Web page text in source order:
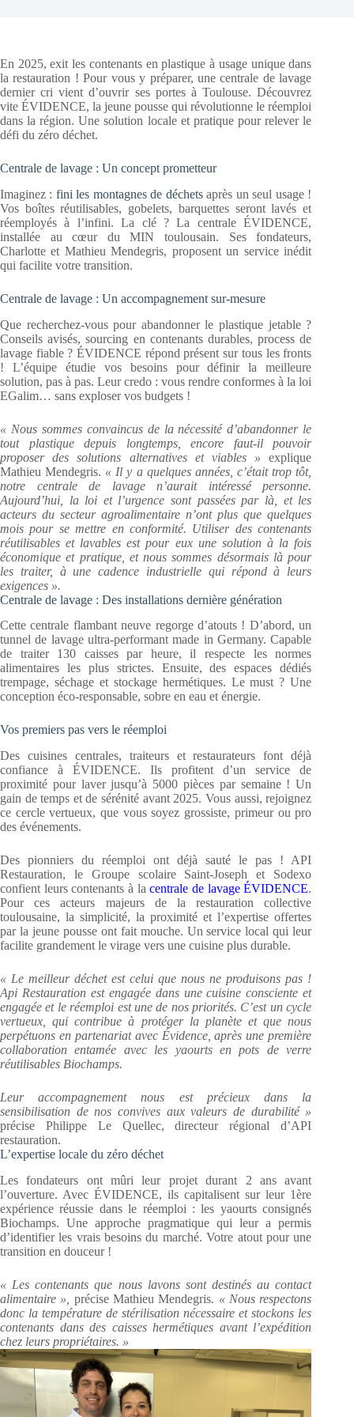
En 2025, exit les contenants en plastique à usage unique dans
la restauration ! Pour vous y préparer, une centrale de lavage
dernier cri vient d’ouvrir ses portes à Toulouse. Découvrez
vite ÉVIDENCE, la jeune pousse qui révolutionne le réemploi
dans la région. Une solution locale et pratique pour relever le
défi du zéro déchet.
Centrale de lavage : Un concept prometteur
Imaginez : fini les montagnes de déchetsaprès un seul usage !
Vos boîtes réutilisables, gobelets, barquettes seront lavés et
réemployés à l’infini. La clé ? La centrale ÉVIDENCE,
installée au cœur du MIN toulousain. Ses fondateurs,
Charlotte et Mathieu Mendegris, proposent un service inédit
qui facilite votre transition.
Centrale de lavage : Un accompagnement sur-mesure
Que recherchez-vous pour abandonner le plastique jetable ?
Conseils avisés, sourcing en contenants durables, process de
lavage fiable ? ÉVIDENCE répond présent sur tous les fronts
! L’équipe étudie vos besoins pour définir la meilleure
solution, pas à pas. Leur credo : vous rendre conformes à la loi
EGalim… sans exploser vos budgets !
« Nous sommes convaincus de la nécessité d’abandonner le
tout plastique depuis longtemps, encore faut-il pouvoir
proposer des solutions alternatives et viables »explique
Mathieu Mendegris. « Il y a quelques années, c’était trop tôt,
notre centrale de lavage n’aurait intéressé personne.
Aujourd’hui, la loi et l’urgence sont passées par là, et les
acteurs du secteur agroalimentaire n’ont plus que quelques
mois pour se mettre en conformité. Utiliser des contenants
réutilisables et lavables est pour eux une solution à la fois
économique et pratique, et nous sommes désormais là pour
les traiter, à une cadence industrielle qui répond à leurs
exigences ».
Centrale de lavage : Des installations dernière génération
Cette centrale flambant neuve regorge d’atouts ! D’abord, un
tunnel de lavage ultra-performant made in Germany. Capable
de traiter 130 caisses par heure, il respecte les normes
alimentaires les plus strictes. Ensuite, des espaces dédiés
trempage, séchage et stockage hermétiques. Le must ? Une
conception éco-responsable, sobre en eau et énergie.
Vos premiers pas vers le réemploi
Des cuisines centrales, traiteurs et restaurateurs font déjà
confiance à ÉVIDENCE. Ils profitent d’un service de
proximité pour laver jusqu’à 5000 pièces par semaine ! Un
gain de temps et de sérénité avant 2025. Vous aussi, rejoignez
ce cercle vertueux, que vous soyez grossiste, primeur ou pro
des événements.
Des pionniers du réemploi ont déjà sauté le pas ! API
Restauration, le Groupe scolaire Saint-Joseph et Sodexo
confient leurs contenants à lacentrale de lavage ÉVIDENCE.
Pour ces acteurs majeurs de la restauration collective
toulousaine, la simplicité, la proximité et l’expertise offertes
par la jeune pousse ont fait mouche. Un service local qui leur
facilite grandement le virage vers une cuisine plus durable.
« Le meilleur déchet est celui que nous ne produisons pas !
Api Restauration est engagée dans une cuisine consciente et
engagée et le réemploi est une de nos priorités. C’est un cycle
vertueux, qui contribue à protéger la planète et que nous
perpétuons en partenariat avec Évidence, après une première
collaboration entamée avec les yaourts en pots de verre
réutilisables Biochamps.
Leur accompagnement nous est précieux dans la
sensibilisation de nos convives aux valeurs de durabilité »
précise Philippe Le Quellec, directeur régional d’API
restauration.
L’expertise locale du zéro déchet
Les fondateurs ont mûri leur projet durant 2 ans avant
l’ouverture. Avec ÉVIDENCE, ils capitalisent sur leur 1ère
expérience réussie dans le réemploi : les yaourts consignés
Biochamps. Une approche pragmatique qui leur a permis
d’identifier les vrais besoins du marché. Votre atout pour une
transition en douceur !
« Les contenants que nous lavons sont destinés au contact
alimentaire », précise Mathieu Mendegris. « Nous respectons
donc la température de stérilisation nécessaire et stockons les
contenants dans des caisses hermétiques avant l’expédition
chez leurs propriétaires. »